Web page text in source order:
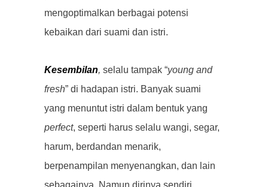
mengoptimalkan berbagai potensi
kebaikan dari suami dan istri.
Kesembilan, selalu tampak “young and
fresh” di hadapan istri. Banyak suami
yang menuntut istri dalam bentuk yang
perfect, seperti harus selalu wangi, segar,
harum, berdandan menarik,
berpenampilan menyenangkan, dan lain